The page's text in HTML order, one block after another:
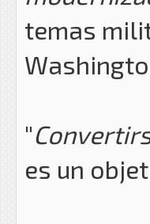
temas
"
es un